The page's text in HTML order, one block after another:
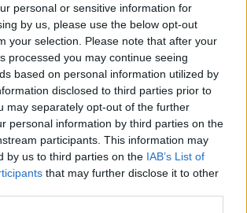
personal or sensitive information for
by us, please use the below opt-out
your selection. Please note that after your
processed you may continue seeing
based on personal information utilized by
disclosed to third parties prior to
may separately opt-out of the further
personal information by third parties on the
participants. This information may
by us to third parties on the IAB’s List of
that may further disclose it to other
+
Pirelli
8019227182668